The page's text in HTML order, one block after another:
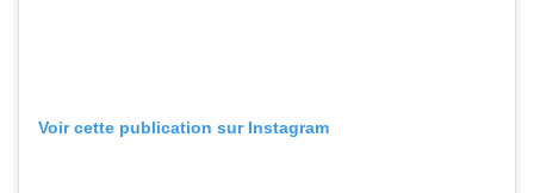
Voir cette publication sur Instagram